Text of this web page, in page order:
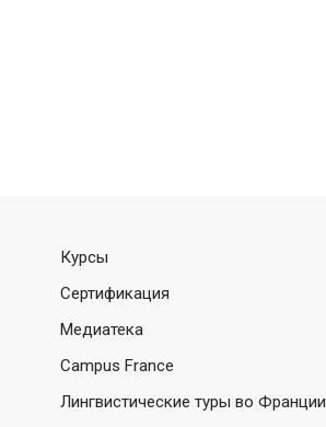
Курсы
Сертификация
Медиатека
Campus France
Лингвистические туры во Франции